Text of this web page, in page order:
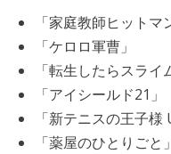
「家庭教師ヒットマ
「ケロロ軍曹」
「転生したらスライ
「アイシールド21」
「新テニスの王子様
「薬屋のひとりごと」